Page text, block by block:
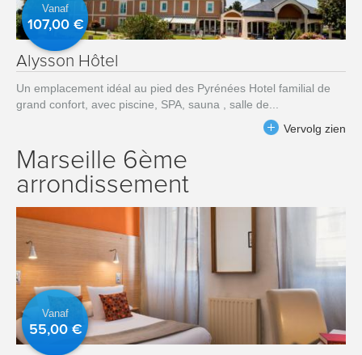
Vanaf
107,00 €
Alysson Hôtel
Un emplacement idéal au pied des Pyrénées Hotel familial de
grand confort, avec piscine, SPA, sauna , salle de...
Vervolg zien
Marseille 6ème
arrondissement
Vanaf
55,00 €